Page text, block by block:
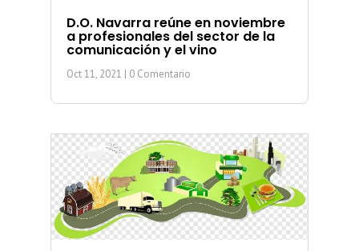
D.O. Navarra reúne en noviembre
a profesionales del sector de la
comunicación y el vino
Oct 11, 2021 | 0 Comentario